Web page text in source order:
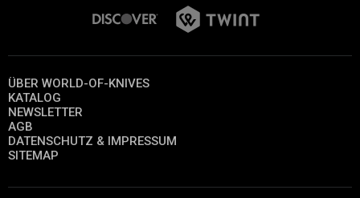
ÜBER WORLD-OF-KNIVES
KATALOG
NEWSLETTER
AGB
DATENSCHUTZ & IMPRESSUM
SITEMAP